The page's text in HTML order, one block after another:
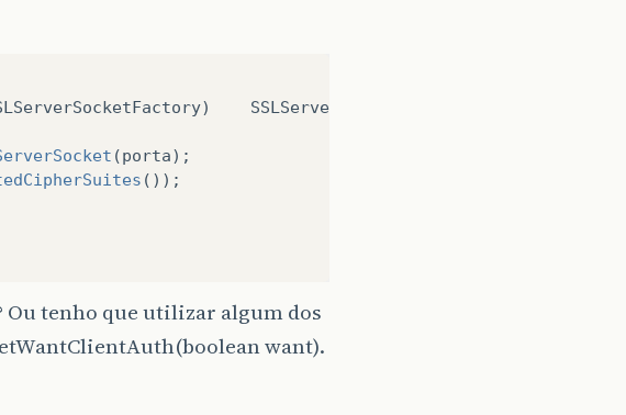
) SSLServerSocketFactory
(porta);
());
Ou tenho que utilizar algum dos
want).